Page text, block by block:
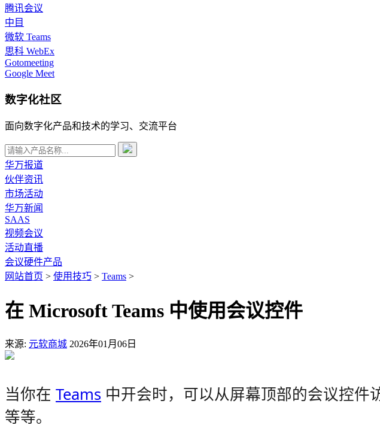
腾讯会议
中目
微软 Teams
思科 WebEx
Gotomeeting
Google Meet
数字化社区
面向数字化产品和技术的学习、交流平台
华万报道
伙伴资讯
市场活动
华万新闻
SAAS
视频会议
活动直播
会议硬件产品
网站首页 > 使用技巧 > Teams >
在 Microsoft Teams 中使用会议控件
来源: 元软商城 2026年01月06日
当你在 Teams 中开会时，可以从屏幕顶部的会议控件
等等。